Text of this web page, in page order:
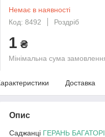
Немає в наявності
Код: 8492
Роздріб
1 ₴
Мінімальна сума
Доставка
Опис
Саджанці ГЕРАНЬ